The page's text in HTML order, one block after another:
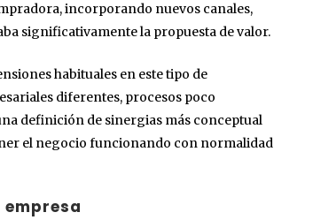
incorporando nuevos canales,
significativamente la propuesta de valor.
habituales en este tipo de
diferentes, procesos poco
definición de sinergias más conceptual
el negocio funcionando con normalidad